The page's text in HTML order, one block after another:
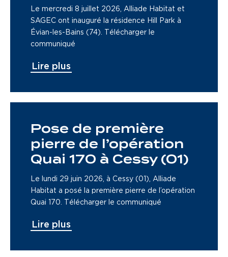
Le mercredi 8 juillet 2026, Alliade Habitat et
SAGEC ont inauguré la résidence Hill Park à
Évian-les-Bains (74). Télécharger le
communiqué
Lire plus
Pose de première
pierre de l’opération
Quai 170 à Cessy (01)
Le lundi 29 juin 2026, à Cessy (01), Alliade
Habitat a posé la première pierre de l’opération
Quai 170. Télécharger le communiqué
Lire plus